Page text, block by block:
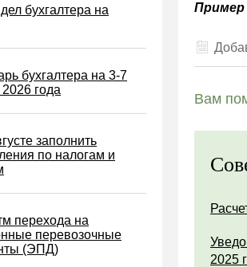
на игорный бизнес
и зачет налогов
проверки
кассы ККТ ККМ
бухгалтера на
бухгалтера на 3-7
2026 года
заполнить
по налогам и
перехода на
перевозочные
(ЭПД)
Пример
Вам
2025